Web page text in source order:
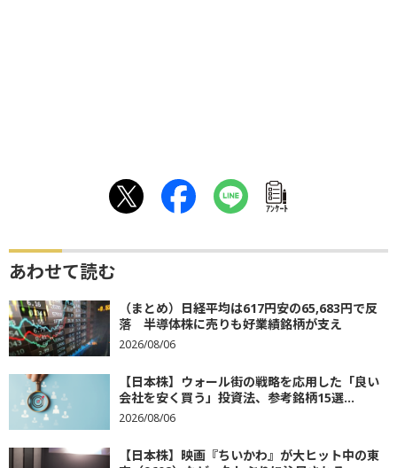
ｱﾝｹｰﾄ
あわせて読む
（まとめ）日経平均は617円安の65,683円で反
落 半導体株に売りも好業績銘柄が支え
2026/08/06
【日本株】ウォール街の戦略を応用した「良い
会社を安く買う」投資法、参考銘柄15選...
2026/08/06
【日本株】映画『ちいかわ』が大ヒット中の東